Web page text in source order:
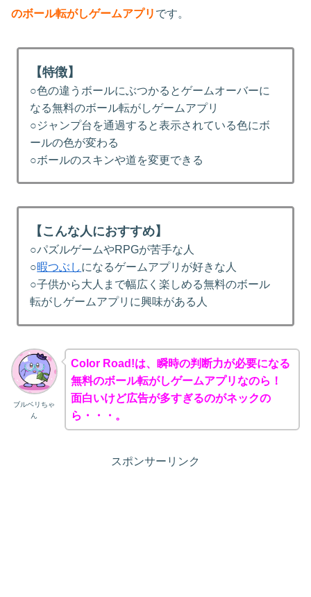
のボール転がしゲームアプリ です。
【特徴】
○色の違うボールにぶつかるとゲームオーバーに
なる無料のボール転がしゲームアプリ
○ジャンプ台を通過すると表示されている色にボ
ールの色が変わる
○ボールのスキンや道を変更できる
【こんな人におすすめ】
○パズルゲームやRPGが苦手な人
○暇つぶしになるゲームアプリが好きな人
○子供から大人まで幅広く楽しめる無料のボール
転がしゲームアプリに興味がある人
ブルベリちゃ
ん
Color Road!は、瞬時の判断力が必要になる
無料のボール転がしゲームアプリなのら！
面白いけど広告が多すぎるのがネックの
ら・・・。
スポンサーリンク